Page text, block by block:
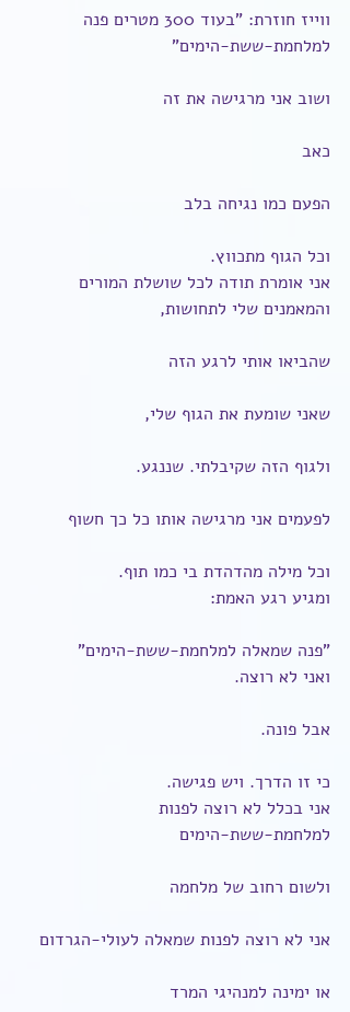
ווייז חוזרת: "בעוד 300 מטרים פנה
למלחמת-ששת-הימים"
ושוב אני מרגישה את זה
כאב
הפעם כמו נגיחה בלב
וכל הגוף מתכווץ.
אני אומרת תודה לכל שושלת המורים
והמאמנים שלי לתחושות,
שהביאו אותי לרגע הזה
שאני שומעת את הגוף שלי,
ולגוף הזה שקיבלתי. שננגע.
לפעמים אני מרגישה אותו כל כך חשוף
וכל מילה מהדהדת בי כמו תוף.
ומגיע רגע האמת:
"פנה שמאלה למלחמת-ששת-הימים"
ואני לא רוצה.
אבל פונה.
כי זו הדרך. ויש פגישה.
אני בכלל לא רוצה לפנות
למלחמת-ששת-הימים
ולשום רחוב של מלחמה
אני לא רוצה לפנות שמאלה לעולי-הגרדום
או ימינה למנהיגי המרד